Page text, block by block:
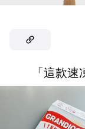
「這款